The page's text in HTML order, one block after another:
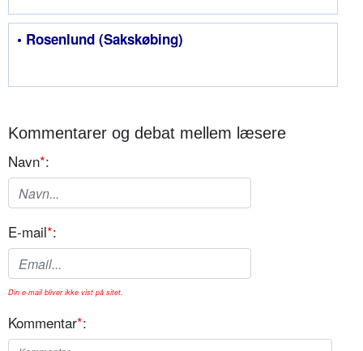
• Rosenlund (Sakskøbing)
Kommentarer og debat mellem læsere
Navn*:
E-mail*:
Din e-mail bliver ikke vist på sitet.
Kommentar*: